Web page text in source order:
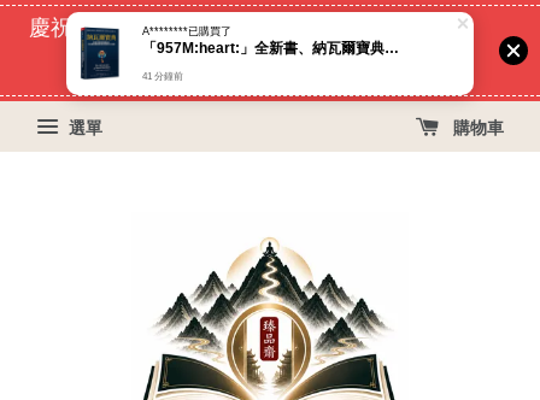
慶祝蝦皮好評過萬！買399免運費, 再立折29元
54
選單 購物車
A********已購買了
「957M:heart:️」全新書、納瓦爾寶典：從白手起家到財務自由， 矽谷傳奇創投家的投資哲學與人生智慧（臻品齋書店）
41 分鐘前